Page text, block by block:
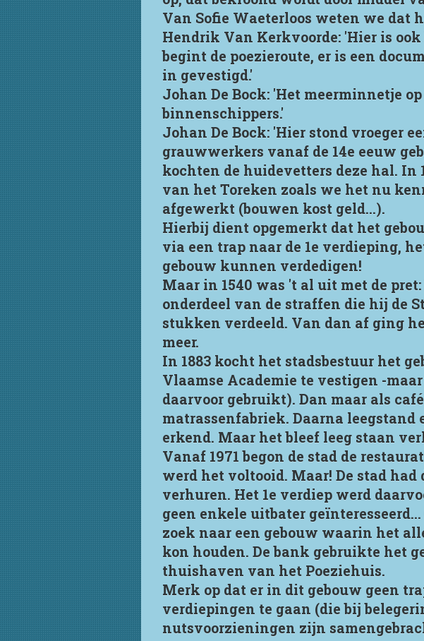
Van Sofie Waeterloos weten we dat
Hendrik Van Kerkvoorde: 'Hier is
begint de poezieroute, er is een
in gevestigd.'
Johan De Bock: 'Het meerminnetje
binnenschippers.'
Johan De Bock: 'Hier stond vroeger
grauwwerkers vanaf de 14e eeuw
kochten de huidevetters deze hal. In
van het Toreken zoals we het nu
afgewerkt (bouwen kost geld...).
Hierbij dient opgemerkt dat het
via een trap naar de 1e verdieping,
gebouw kunnen verdedigen!
Maar in 1540 was 't al uit met de
onderdeel van de straffen die hij de
stukken verdeeld. Van dan af ging
meer.
In 1883 kocht het stadsbestuur het
Vlaamse Academie te vestigen -
daarvoor gebruikt). Dan maar als
matrassenfabriek. Daarna
erkend. Maar het bleef leeg staan
Vanaf 1971 begon de stad de
werd het voltooid. Maar! De stad
verhuren. Het 1e verdiep werd
geen enkele uitbater
zoek naar een gebouw waarin het
kon houden. De bank gebruikte het
thuishaven van het Poeziehuis.
Merk op dat er in dit gebouw geen
verdiepingen te gaan (die bij
nutsvoorzieningen zijn